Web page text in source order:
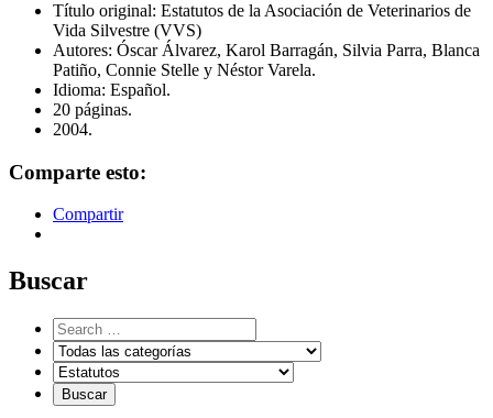
Título original: Estatutos de la Asociación de Veterinarios de
Vida Silvestre (VVS)
Autores: Óscar Álvarez, Karol Barragán, Silvia Parra, Blanca
Patiño, Connie Stelle y Néstor Varela.
Idioma: Español.
20 páginas.
2004.
Comparte esto:
Compartir
Buscar